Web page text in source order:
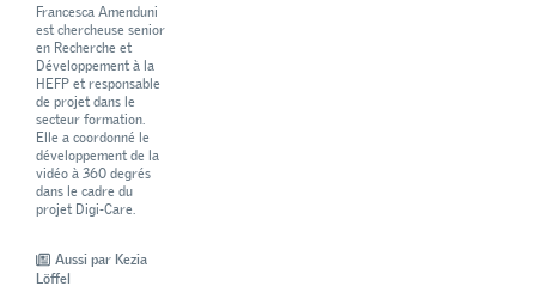
Francesca Amenduni
est chercheuse senior
en Recherche et
Développement à la
HEFP et responsable
de projet dans le
secteur formation.
Elle a coordonné le
développement de la
vidéo à 360 degrés
dans le cadre du
projet Digi-Care.
Aussi par Kezia
Löffel